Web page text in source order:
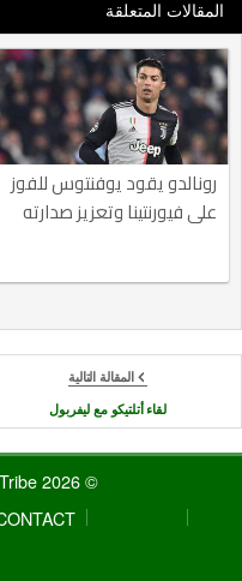
المقالات المتعلقة
رونالدو يقود يوفنتوس للفوز
على فيورنتينا وتعزيز صدارته
المقالة التالية
لقاء أتلتيكو مع ليفربول
© 2026 Copyright Football Tribe